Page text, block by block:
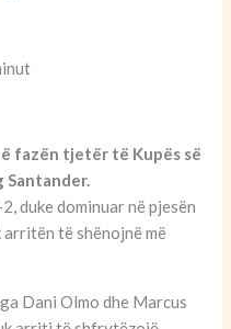
fazën tjetër të Kupës së
duke dominuar në pjesën
arritën të shënojnë më
Dani Olmo dhe Marcus